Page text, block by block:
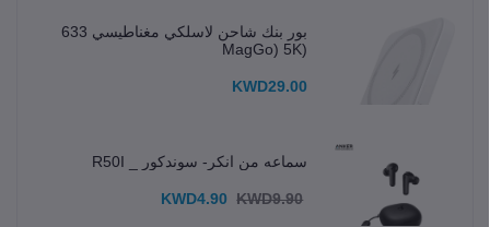
بور بنك شاحن لاسلكي مغناطيسي 633
(MagGo) 5K
KWD29.00
سماعه من انكر- سوندكور _ R50I
KWD4.90 KWD9.90